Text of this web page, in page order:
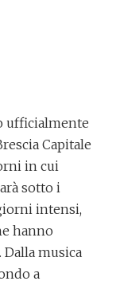
ufficialmente
Capitale
in cui
sotto i
intensi,
hanno
musica
a